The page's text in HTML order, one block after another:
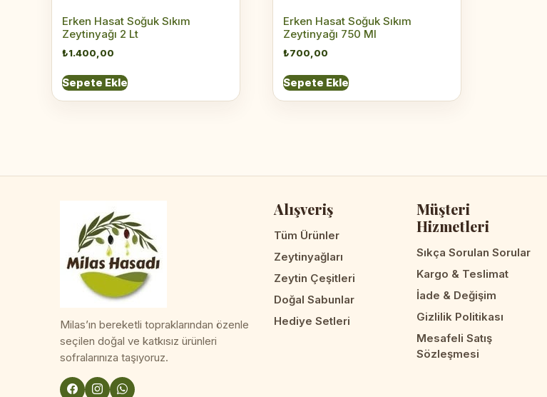
Erken Hasat Soğuk Sıkım
Zeytinyağı 2 Lt
₺1.400,00
Sepete Ekle
Erken Hasat Soğuk Sıkım
Zeytinyağı 750 Ml
₺700,00
Sepete Ekle
Milas’ın bereketli topraklarından özenle
seçilen doğal ve katkısız ürünleri
sofralarınıza taşıyoruz.
Alışveriş
Tüm Ürünler
Zeytinyağları
Zeytin Çeşitleri
Doğal Sabunlar
Hediye Setleri
Müşteri
Hizmetleri
Sıkça Sorulan Sorular
Kargo & Teslimat
İade & Değişim
Gizlilik Politikası
Mesafeli Satış
Sözleşmesi